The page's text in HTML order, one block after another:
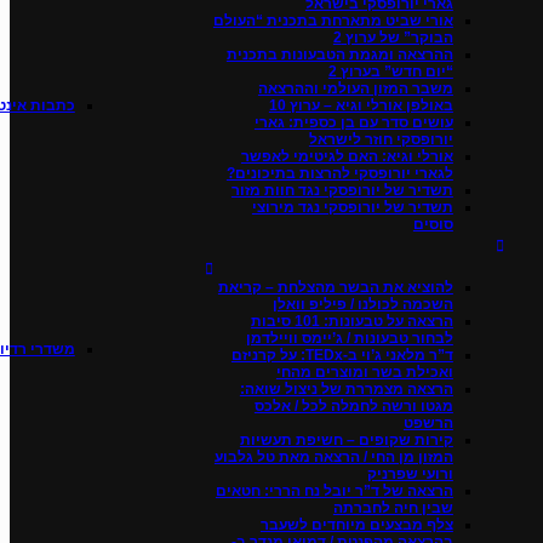
גארי יורופסקי בישראל
אורי שביט מתארחת בתכנית “העולם
הבוקר” של ערוץ 2
ההרצאה ומגמת הטבעונות בתכנית
“יום חדש” בערוץ 2
משבר המזון העולמי וההרצאה
באולפן אורלי וגיא – ערוץ 10
עושים סדר עם בן כספית: גארי
יורופסקי חוזר לישראל
אורלי וגיא: האם לגיטימי לאפשר
לגארי יורופסקי להרצות בתיכונים?
תשדיר של יורופסקי נגד חוות מזור
תשדיר של יורופסקי נגד מירוצי
סוסים
להוציא את הבשר מהצלחת – קריאת
השכמה לכולנו / פיליפ וואלן
הרצאה על טבעונות: 101 סיבות
לבחור טבעונות / ג’יימס וויילדמן
ד”ר מלאני ג’וי ב-TEDx: על קרניזם
ואכילת בשר ומוצרים מהחי
הרצאה מצמררת של ניצול שואה:
מגטו ורשה לחמלה לכל / אלכס
הרשפט
קירות שקופים – חשיפת תעשיות
המזון מן החי / הרצאה מאת טל גלבוע
ורועי שפרניק
הרצאה של ד”ר יובל נח הררי: חטאים
שבין חיה לחברתה
צלף מבצעים מיוחדים לשעבר
כתבות
משדרי רדיו